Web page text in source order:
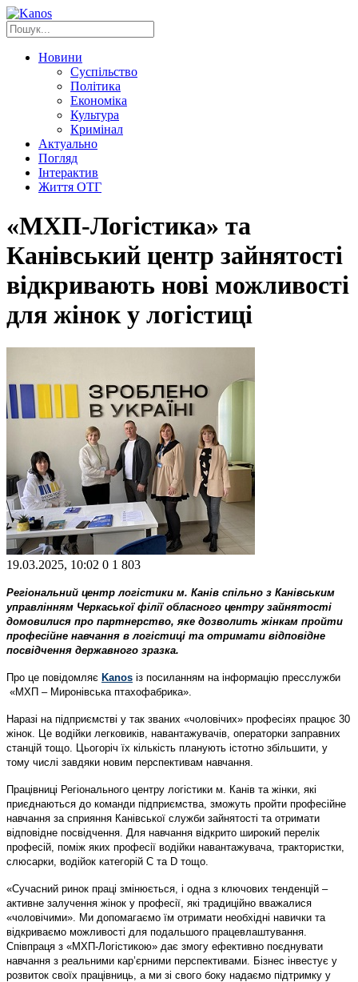
Новини
Суспільство
Політика
Економіка
Культура
Кримінал
Актуально
Погляд
Інтерактив
Життя ОТГ
«МХП-Логістика» та
Канівський центр зайнятості
відкривають нові можливості
для жінок у логістиці
19.03.2025, 10:02 0 1 803
Регіональний центр логістики м. Канів спільно з Канівським
управлінням Черкаської філії обласного центру зайнятості
домовилися про партнерство, яке дозволить жінкам пройти
професійне навчання в логістиці та отримати відповідне
посвідчення державного зразка.
Про це повідомляє Kanos із посиланням на інформацію пресслужби
«МХП – Миронівська птахофабрика».
Наразі на підприємстві у так званих «чоловічих» професіях працює 30
жінок. Це водійки легковиків, навантажувачів, операторки заправних
станцій тощо. Цьогоріч їх кількість планують істотно збільшити, у
тому числі завдяки новим перспективам навчання.
Працівниці Регіонального центру логістики м. Канів та жінки, які
приєднаються до команди підприємства, зможуть пройти професійне
навчання за сприяння Канівської служби зайнятості та отримати
відповідне посвідчення. Для навчання відкрито широкий перелік
професій, поміж яких професії водійки навантажувача, трактористки,
слюсарки, водійок категорій С та D тощо.
«Сучасний ринок праці змінюється, і одна з ключових тенденцій –
активне залучення жінок у професії, які традиційно вважалися
«чоловічими». Ми допомагаємо їм отримати необхідні навички та
відкриваємо можливості для подальшого працевлаштування.
Співпраця з «МХП-Логістикою» дає змогу ефективно поєднувати
навчання з реальними кар’єрними перспективами. Бізнес інвестує у
розвиток своїх працівниць, а ми зі свого боку надаємо підтримку у